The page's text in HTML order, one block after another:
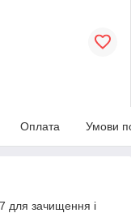
Оплата Умови
для зачищення і